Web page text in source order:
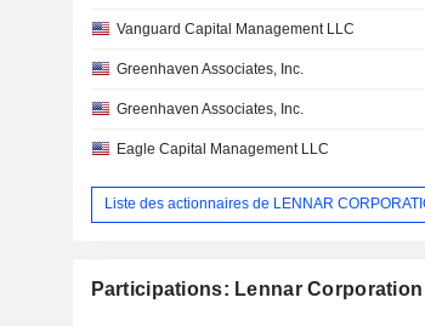
Vanguard Capital Management LLC
Greenhaven Associates, Inc.
Greenhaven Associates, Inc.
Eagle Capital Management LLC
Liste des actionnaires de LENNAR
Participations: Lennar Corporation